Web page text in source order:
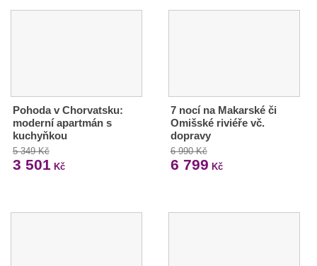
Pohoda v Chorvatsku:
moderní apartmán s
kuchyňkou
5 349 Kč
3 501 Kč
7 nocí na Makarské či
Omišské riviéře vč.
dopravy
6 990 Kč
6 799 Kč